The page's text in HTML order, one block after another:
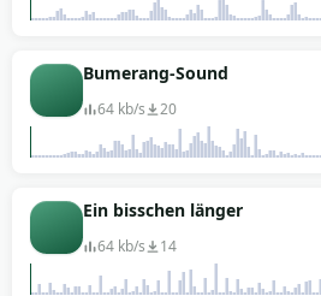
Bumerang-Sound
64 kb/s 20
Ein bisschen länger
64 kb/s 14